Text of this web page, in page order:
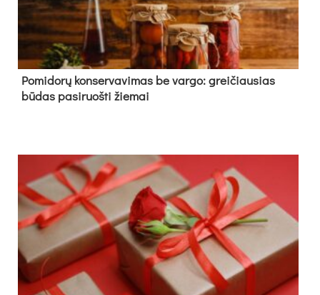
Pomidorų konservavimas be vargo: greičiausias
būdas pasiruošti žiemai